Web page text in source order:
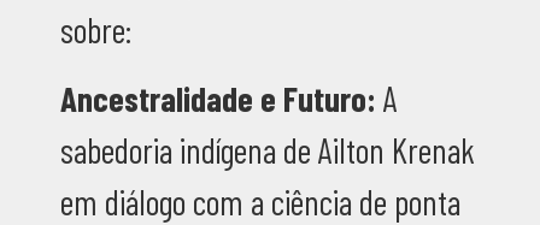
sobre:
Ancestralidade e Futuro: A
sabedoria indígena de Ailton Krenak
em diálogo com a ciência de ponta